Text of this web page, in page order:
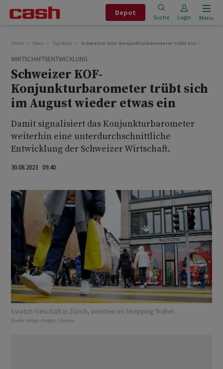
Depot
Suche Login Menu
Home News Top News Schweizer KOF-Konjunkturbarometer trübt sich im
WIRTSCHAFTSENTWICKLUNG
Schweizer KOF-
Konjunkturbarometer trübt sich
im August wieder etwas ein
Damit signalisiert das Konjunkturbarometer
weiterhin eine unterdurchschnittliche
Entwicklung der Schweizer Wirtschaft.
30.08.2023 09:40
Swatch-Geschäft in Zürich, inmitten im Shopping-Trubel.
Quelle: imago images / Geisser